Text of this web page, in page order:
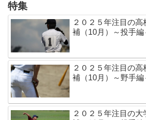
特集
２０２５年注目の
補（10月）～投手編
２０２５年注目の
補（10月）～野手編
２０２５年注目の